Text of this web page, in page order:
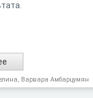
Варвара Амбарцумян